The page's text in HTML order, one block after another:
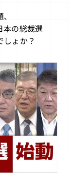
の総裁選
ょか？